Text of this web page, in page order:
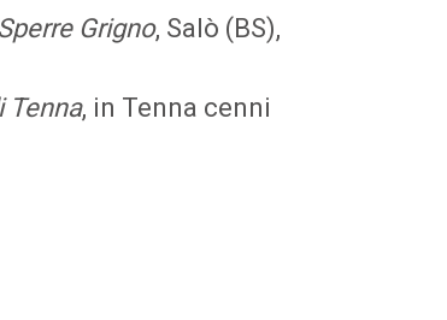
Grigno, Salò (BS),
Tenna, in Tenna cenni